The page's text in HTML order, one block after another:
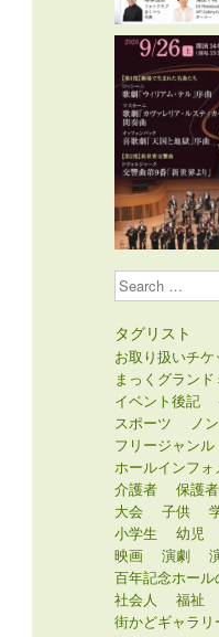
Search
タグリスト
お取り扱いチケ
まっくグラン
イベント後記
スポーツ
ノ
フリージャンル
ホールインフ
介護者
保護者
大会
子供
小学生
幼児
映画
演劇
百年記念ホール
社会人
福祉
街かどギャラリ